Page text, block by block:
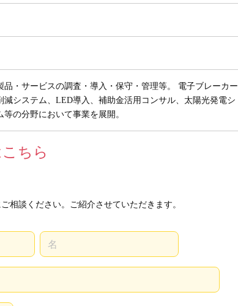
・サービスの調査・導入・保守・管理等。 電子ブレーカー
減システム、LED導入、補助金活用コンサル、太陽光発電シ
の分野において事業を展開。
ちら
相談ください。ご紹介させていただきます。